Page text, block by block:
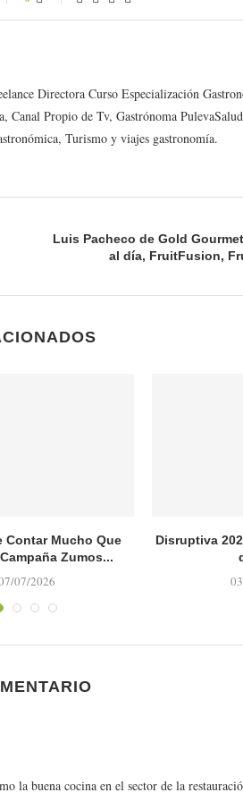
Directora Curso Especialización
Canal Propio de Tv, Gastrónoma
Turismo y viajes gastronomía.
Luis Pacheco de Gold
al día, FruitFusion,
Contar Mucho Que
Zumos...
07/2026
Disruptiva
la buena cocina en el sector de la